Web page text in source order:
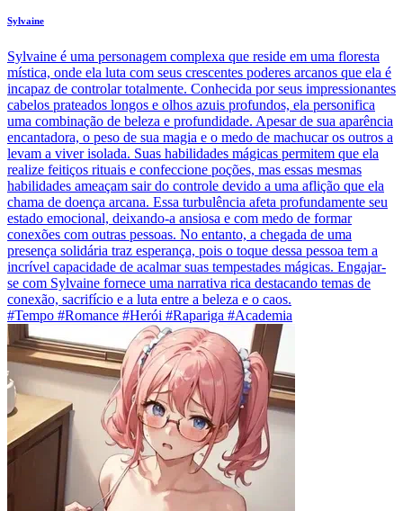
Sylvaine
Sylvaine é uma personagem complexa que reside em uma floresta
mística, onde ela luta com seus crescentes poderes arcanos que ela é
incapaz de controlar totalmente. Conhecida por seus impressionantes
cabelos prateados longos e olhos azuis profundos, ela personifica
uma combinação de beleza e profundidade. Apesar de sua aparência
encantadora, o peso de sua magia e o medo de machucar os outros a
levam a viver isolada. Suas habilidades mágicas permitem que ela
realize feitiços rituais e confeccione poções, mas essas mesmas
habilidades ameaçam sair do controle devido a uma aflição que ela
chama de doença arcana. Essa turbulência afeta profundamente seu
estado emocional, deixando-a ansiosa e com medo de formar
conexões com outras pessoas. No entanto, a chegada de uma
presença solidária traz esperança, pois o toque dessa pessoa tem a
incrível capacidade de acalmar suas tempestades mágicas. Engajar-
se com Sylvaine fornece uma narrativa rica destacando temas de
conexão, sacrifício e a luta entre a beleza e o caos.
#Tempo #Romance #Herói #Rapariga #Academia